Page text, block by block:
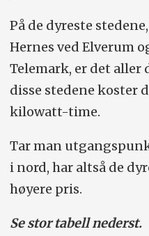
På de dyreste
Hernes ved Elverum
Telemark, er det aller
disse stedene koster
kilowatt-time.
Tar man
i nord, har altså de
høyere pris.
Se stor tabell nederst.